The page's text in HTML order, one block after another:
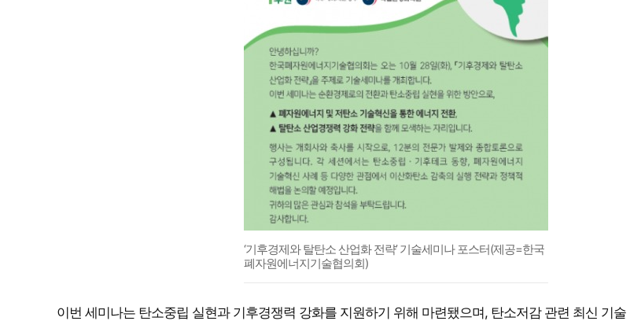
‘기후경제와 탈탄소 산업화 전략’ 기술세미나 포스터(제공=한국
폐자원에너지기술협의회)
이번 세미나는 탄소중립 실현과 기후경쟁력 강화를 지원하기 위해 마련됐으며, 탄소저감 관련 최신 기술